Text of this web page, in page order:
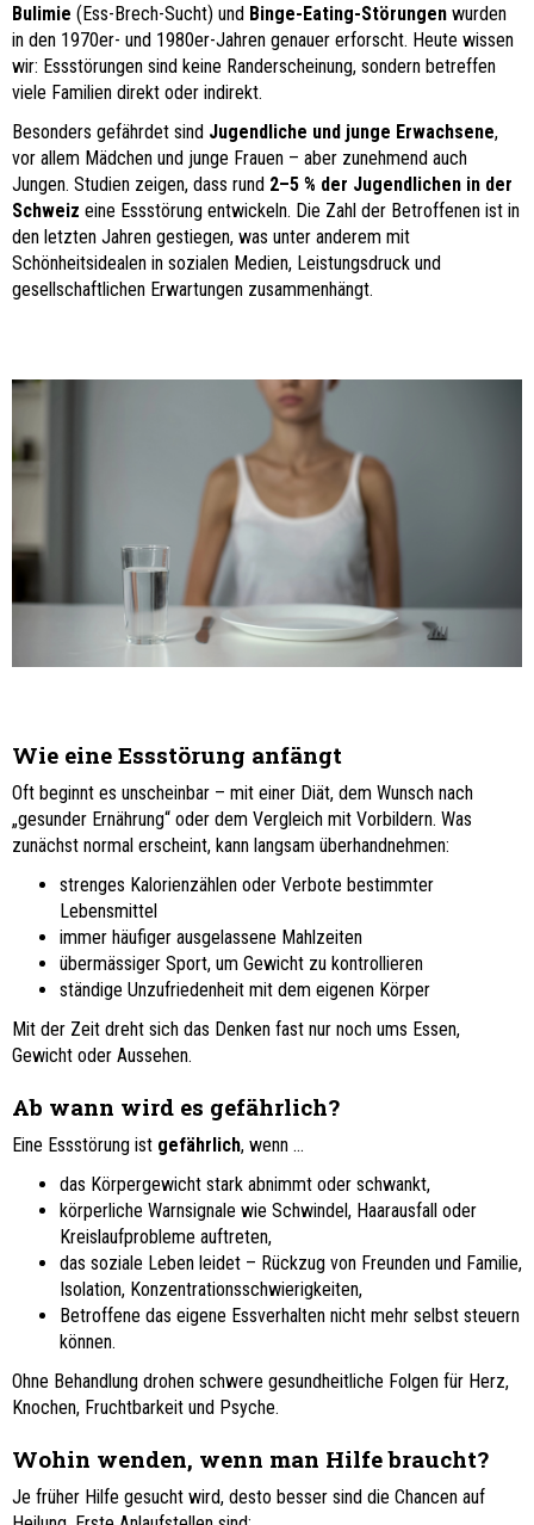
Bulimie (Ess-Brech-Sucht) und Binge-Eating-Störungen wurden
in den 1970er- und 1980er-Jahren genauer erforscht. Heute wissen
wir: Essstörungen sind keine Randerscheinung, sondern betreffen
viele Familien direkt oder indirekt.
Besonders gefährdet sind Jugendliche und junge Erwachsene,
vor allem Mädchen und junge Frauen – aber zunehmend auch
Jungen. Studien zeigen, dass rund 2–5 % der Jugendlichen in der
Schweiz eine Essstörung entwickeln. Die Zahl der Betroffenen ist in
den letzten Jahren gestiegen, was unter anderem mit
Schönheitsidealen in sozialen Medien, Leistungsdruck und
gesellschaftlichen Erwartungen zusammenhängt.
Wie eine Essstörung anfängt
Oft beginnt es unscheinbar – mit einer Diät, dem Wunsch nach
„gesunder Ernährung“ oder dem Vergleich mit Vorbildern. Was
zunächst normal erscheint, kann langsam überhandnehmen:
strenges Kalorienzählen oder Verbote bestimmter
Lebensmittel
immer häufiger ausgelassene Mahlzeiten
übermässiger Sport, um Gewicht zu kontrollieren
ständige Unzufriedenheit mit dem eigenen Körper
Mit der Zeit dreht sich das Denken fast nur noch ums Essen,
Gewicht oder Aussehen.
Ab wann wird es gefährlich?
Eine Essstörung ist gefährlich, wenn …
das Körpergewicht stark abnimmt oder schwankt,
körperliche Warnsignale wie Schwindel, Haarausfall oder
Kreislaufprobleme auftreten,
das soziale Leben leidet – Rückzug von Freunden und Familie,
Isolation, Konzentrationsschwierigkeiten,
Betroffene das eigene Essverhalten nicht mehr selbst steuern
können.
Ohne Behandlung drohen schwere gesundheitliche Folgen für Herz,
Knochen, Fruchtbarkeit und Psyche.
Wohin wenden, wenn man Hilfe braucht?
Je früher Hilfe gesucht wird, desto besser sind die Chancen auf